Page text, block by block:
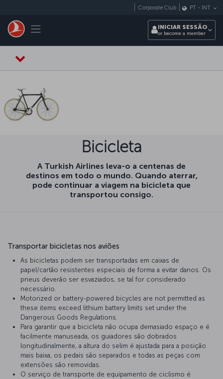
Toggle navigation
Corporate Club PT - INT
INICIAR SESSÃO
or become a member
Bicicleta
A Turkish Airlines leva-o a centenas de
destinos em todo o mundo. Quando aterrar,
pode continuar a viagem na bicicleta que
transportou consigo.
Transportar bicicletas nos aviões
As bicicletas podem ser transportadas em caixas de
papel/cartão resistentes especiais de forma a evitar danos. Os
pneus deverão ser esvaziados, se tal for considerado
necessário.
Motorized or battery-powered bicycles are not permitted as
these items exceed lithium battery limits set under the
Dangerous Goods Regulations.
Para garantir que a bicicleta não ocupa demasiado espaço e é
facilmente manuseada, os guiadores são dobrados
longitudinalmente, a altura do selim é ajustada para a posição
mais baixa, os pedais são separados e todas as peças com
extensões são removidas.
O serviço de transporte de equipamento de ciclismo é